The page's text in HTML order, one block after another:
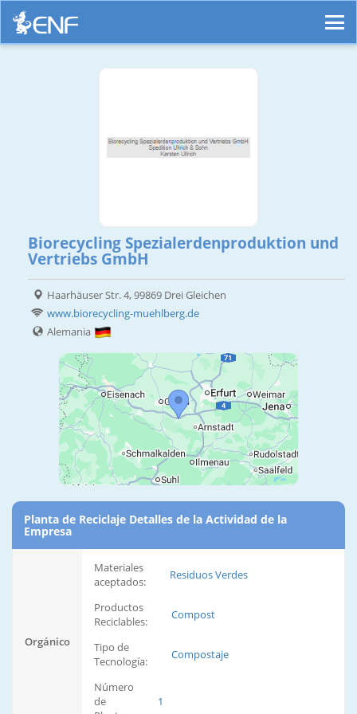
Biorecycling Spezialerdenproduktion und
Vertriebs GmbH
Haarhäuser Str. 4, 99869 Drei Gleichen
www.biorecycling-muehlberg.de
Alemania
Planta de Reciclaje Detalles de la Actividad de la
Empresa
Orgánico
Materiales
aceptados:
Residuos Verdes
Productos
Reciclables:
Compost
Tipo de
Tecnología:
Compostaje
Número
de
1